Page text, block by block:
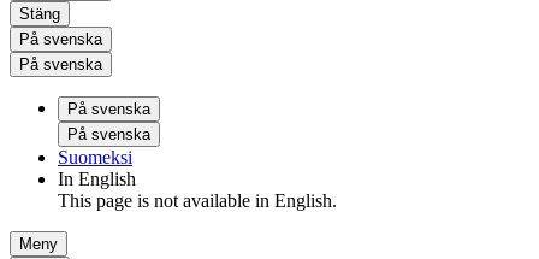
Stäng
På svenska
På svenska
På svenska
På svenska
Suomeksi
In English
This page is not available in English.
Meny